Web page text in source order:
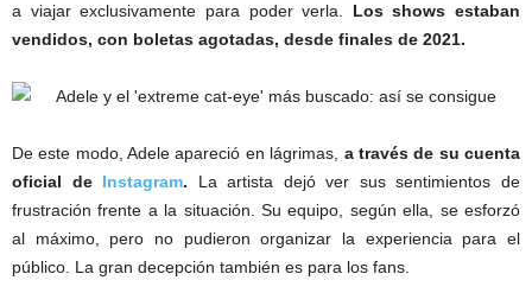
a viajar exclusivamente para poder verla. Los shows estaban
vendidos, con boletas agotadas, desde finales de 2021.
De este modo, Adele apareció en lágrimas, a través de su cuenta
oficial de Instagram. La artista dejó ver sus sentimientos de
frustración frente a la situación. Su equipo, según ella, se esforzó
al máximo, pero no pudieron organizar la experiencia para el
público. La gran decepción también es para los fans.